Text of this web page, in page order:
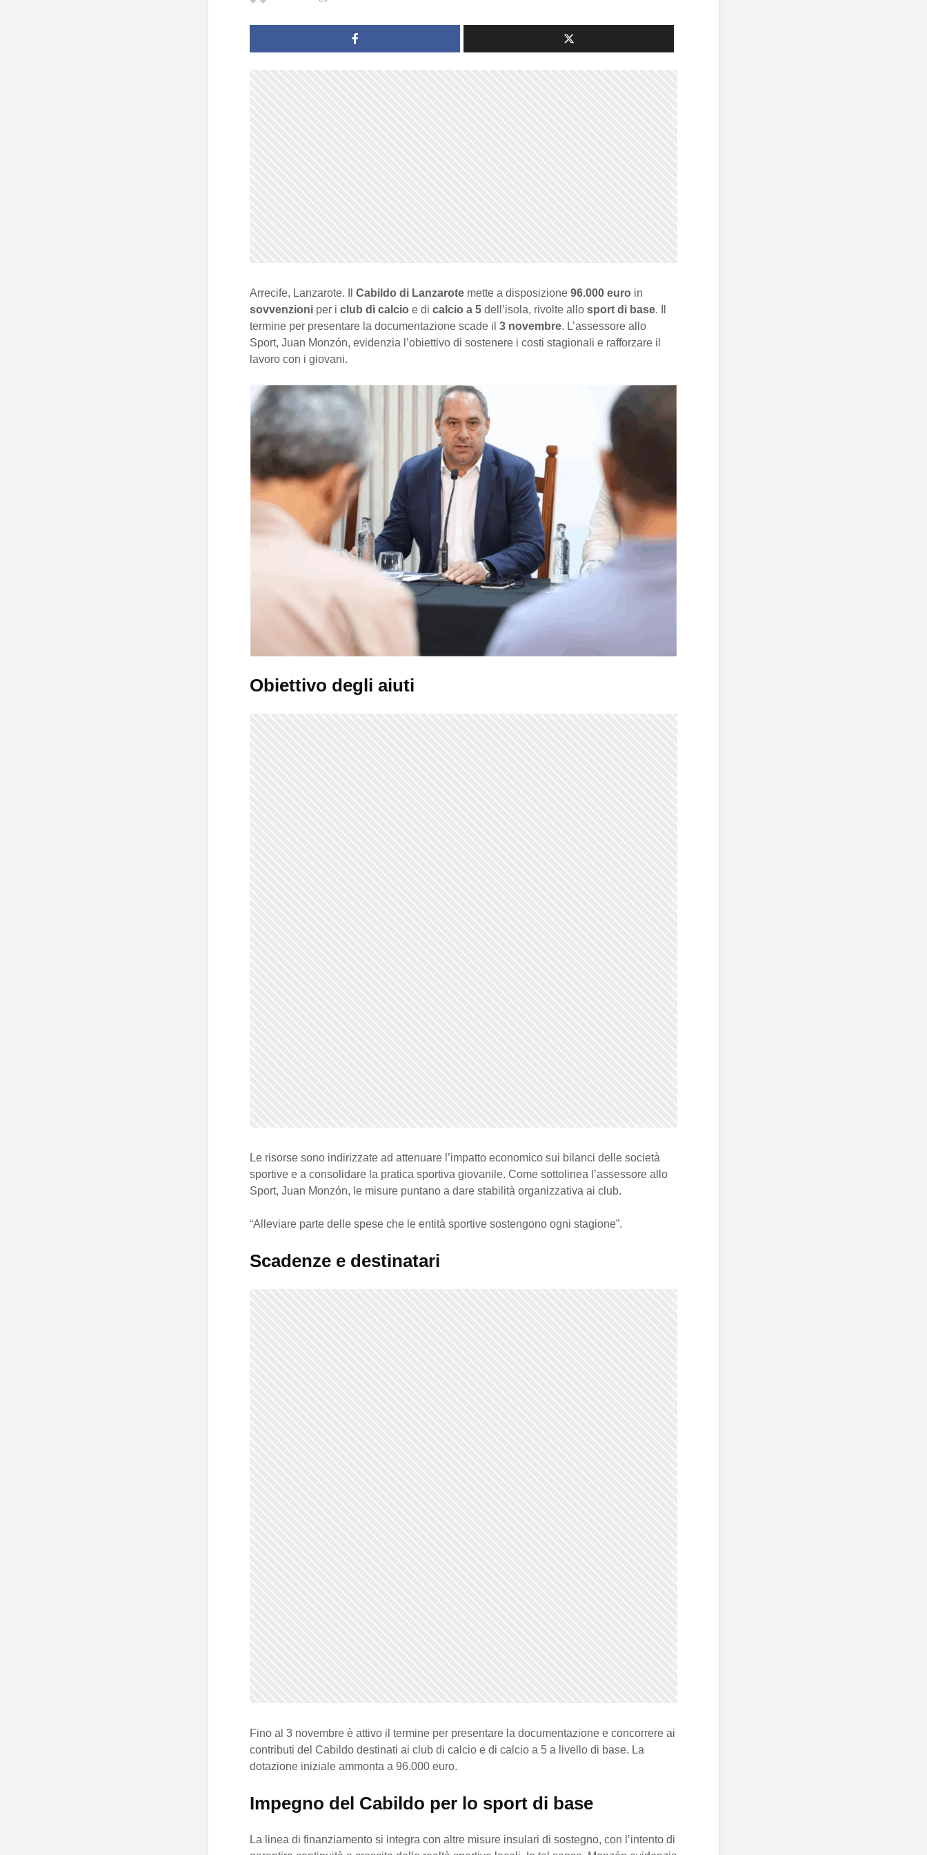
Arrecife, Lanzarote. Il Cabildo di Lanzarote mette a disposizione 96.000 euro in
sovvenzioni per i club di calcio e di calcio a 5 dell’isola, rivolte allo sport di base. Il
termine per presentare la documentazione scade il 3 novembre. L’assessore allo
Sport, Juan Monzón, evidenzia l’obiettivo di sostenere i costi stagionali e rafforzare il
lavoro con i giovani.
Obiettivo degli aiuti
Le risorse sono indirizzate ad attenuare l’impatto economico sui bilanci delle società
sportive e a consolidare la pratica sportiva giovanile. Come sottolinea l’assessore allo
Sport, Juan Monzón, le misure puntano a dare stabilità organizzativa ai club.
“Alleviare parte delle spese che le entità sportive sostengono ogni stagione”.
Scadenze e destinatari
Fino al 3 novembre è attivo il termine per presentare la documentazione e concorrere ai
contributi del Cabildo destinati ai club di calcio e di calcio a 5 a livello di base. La
dotazione iniziale ammonta a 96.000 euro.
Impegno del Cabildo per lo sport di base
La linea di finanziamento si integra con altre misure insulari di sostegno, con l’intento di